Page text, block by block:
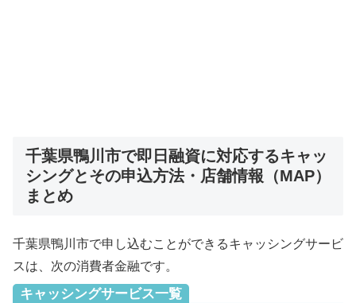
千葉県鴨川市で即日融資に対応するキャッ
シングとその申込方法・店舗情報（MAP）
まとめ
千葉県鴨川市で申し込むことができるキャッシングサービ
スは、次の消費者金融です。
キャッシングサービス一覧